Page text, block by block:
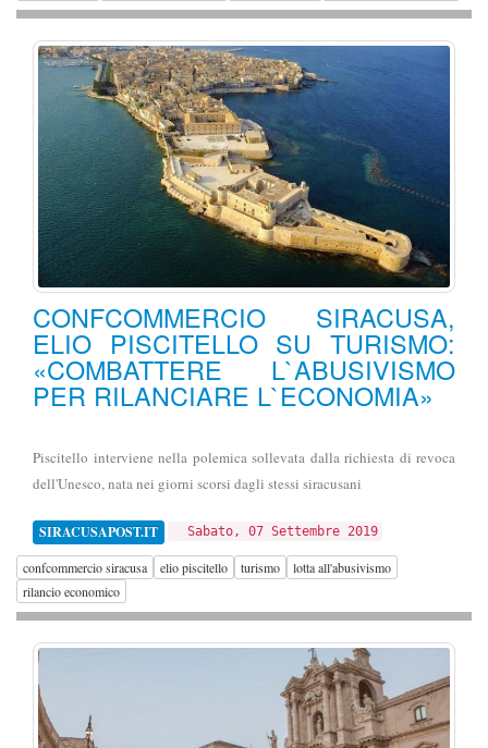
CONFCOMMERCIO SIRACUSA,
ELIO PISCITELLO SU TURISMO:
«COMBATTERE L`ABUSIVISMO
PER RILANCIARE L`ECONOMIA»
Piscitello interviene nella polemica sollevata dalla richiesta di revoca
dell'Unesco, nata nei giorni scorsi dagli stessi siracusani
SIRACUSAPOST.IT Sabato, 07 Settembre 2019
confcommercio siracusa elio piscitello turismo
lotta all'abusivismo
rilancio economico